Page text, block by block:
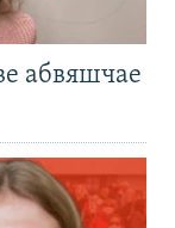
абвяшчае